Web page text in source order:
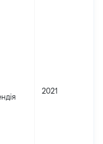
2021